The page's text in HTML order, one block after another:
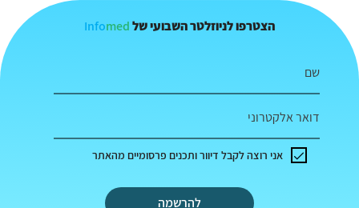
הצטרפו לניוזלטר השבועי של Infomed
שם
דואר אלקטרוני
להרשמה
אני רוצה לקבל דיוור ותכנים פרסומיים מהאתר